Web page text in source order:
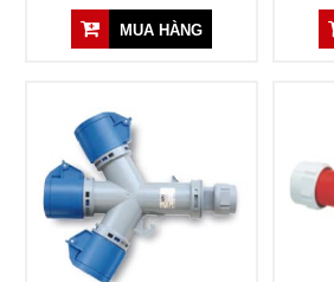
MUA HÀNG